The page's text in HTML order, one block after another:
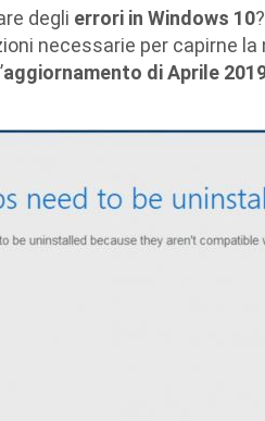
degli errori in Windows 10
necessarie per capirne la
aggiornamento di Aprile